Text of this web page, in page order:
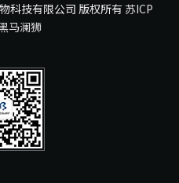
科技有限公司 版权所有苏ICP
马澜狮